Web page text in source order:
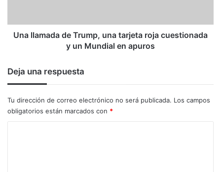
y
unUna llamada de Trump, una tarjeta roja cuestionada
y un Mundial en apuros
Deja una respuesta
Tu dirección de correo electrónico no será publicada. Los campos
obligatorios están marcados con *